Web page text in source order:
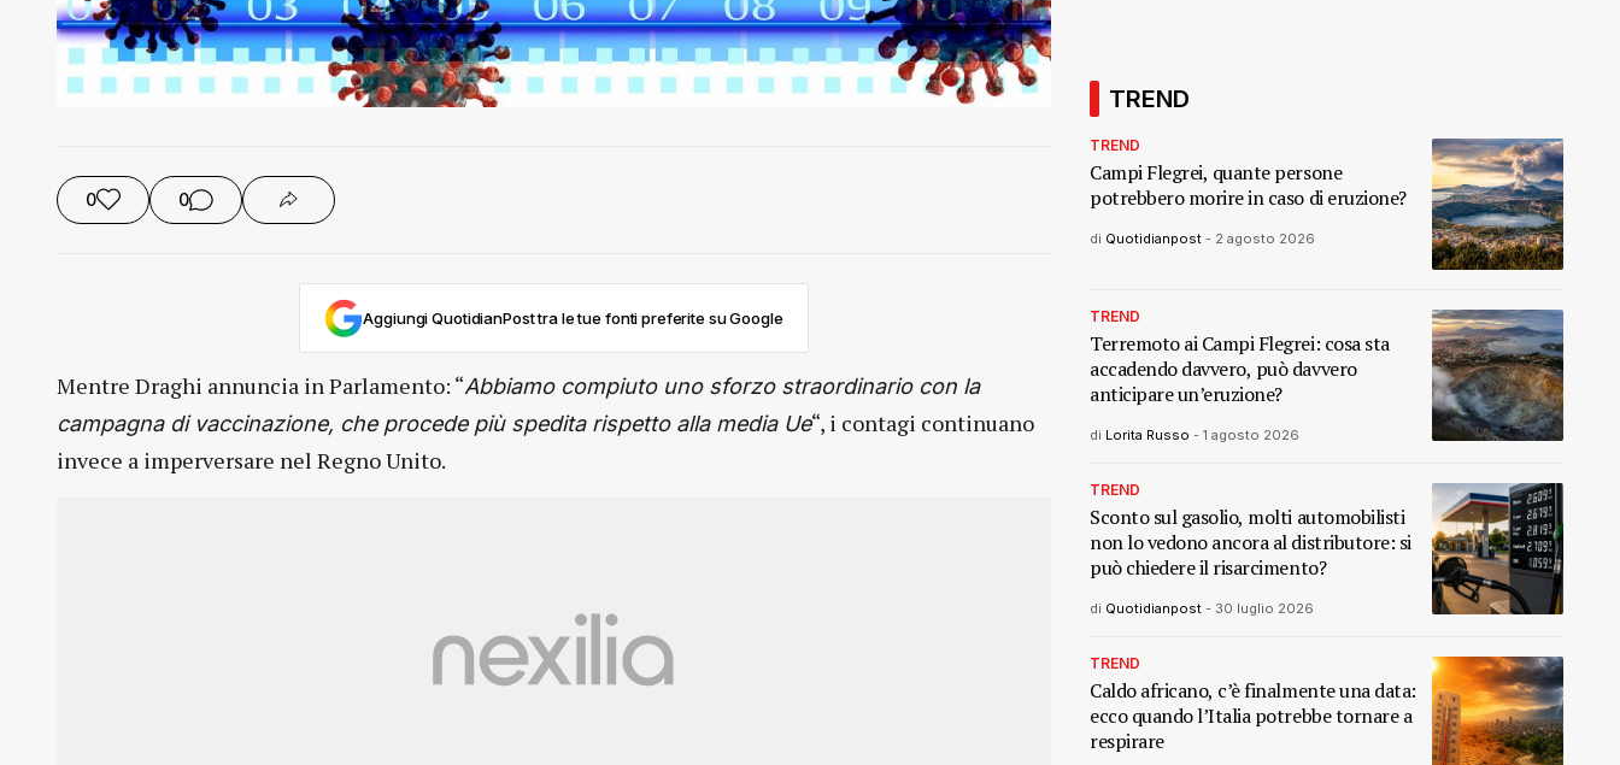
0 0
Aggiungi QuotidianPost tra le tue fonti preferite su Google
Mentre Draghi annuncia in Parlamento: “Abbiamo compiuto uno sforzo straordinario con la
campagna di vaccinazione, che procede più spedita rispetto alla media Ue“, i contagi continuano
invece a imperversare nel Regno Unito.
TREND
TREND
Campi Flegrei, quante persone
potrebbero morire in caso di eruzione?
di Quotidianpost - 2 agosto 2026
TREND
Terremoto ai Campi Flegrei: cosa sta
accadendo davvero, può davvero
anticipare un’eruzione?
di Lorita Russo - 1 agosto 2026
TREND
Sconto sul gasolio, molti automobilisti
non lo vedono ancora al distributore: si
può chiedere il risarcimento?
di Quotidianpost - 30 luglio 2026
TREND
Caldo africano, c’è finalmente una data:
ecco quando l’Italia potrebbe tornare a
respirare